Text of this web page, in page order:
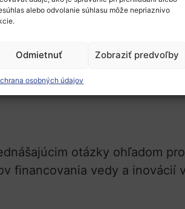
alebo odvolanie súhlasu môže nepriaznivo
Odmietnuť Zobraziť predvoľby
osobných údajov
o účasti
o dodatočných
otázky ohľadom
financovania vedy a inovácií